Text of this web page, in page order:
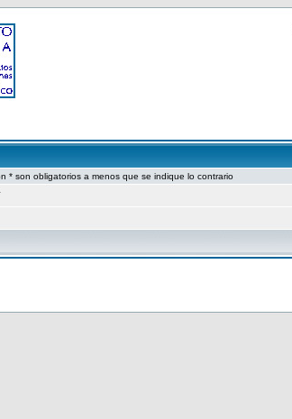
* son obligatorios a menos que se indique lo contrario